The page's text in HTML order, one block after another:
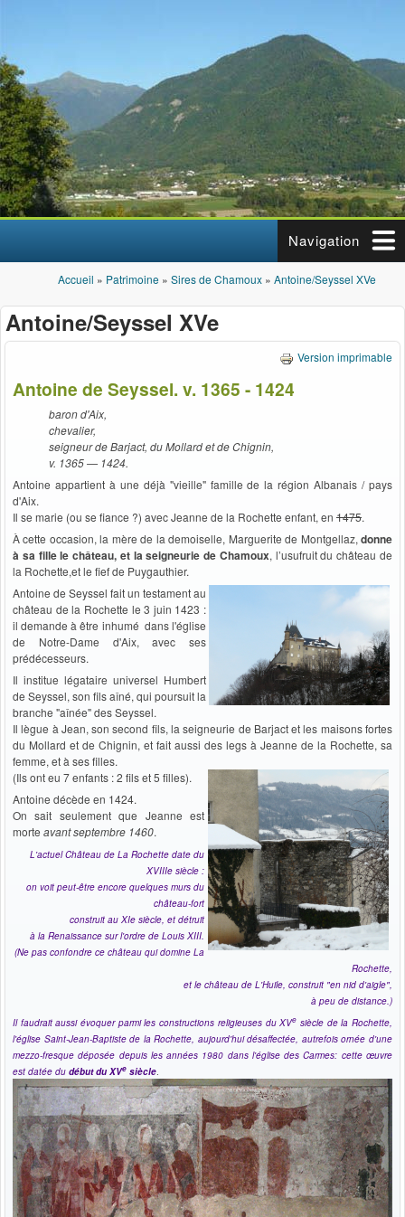
Navigation
Vous êtes ici
Accueil » Patrimoine » Sires de Chamoux » Antoine/Seyssel XVe
Antoine/Seyssel XVe
Version imprimable
Antoine de Seyssel. v. 1365 - 1424
baron d'Aix,
chevalier,
seigneur de Barjact, du Mollard et de Chignin,
v. 1365 — 1424.
Antoine appartient à une déjà "vieille" famille de la région Albanais / pays
d'Aix.
Il se marie (ou se fiance ?) avec Jeanne de la Rochette enfant, en 1475.
À cette occasion, la mère de la demoiselle, Marguerite de Montgellaz,donne
à sa fille le château, et la seigneurie de Chamoux, l’usufruit du château de
la Rochette,et le fief de Puygauthier.
Antoine de Seyssel fait un testament au
château de la Rochette le 3 juin 1423 :
il demande à être inhumé dans l'église
de Notre-Dame d'Aix, avec ses
prédécesseurs.
Il institue légataire universel Humbert
de Seyssel, son fils aîné, qui poursuit la
branche "aînée" des Seyssel.
Il lègue à Jean, son second fils, la seigneurie de Barjact et les maisons fortes
du Mollard et de Chignin, et fait aussi des legs à Jeanne de la Rochette, sa
femme, et à ses filles.
(Ils ont eu 7 enfants : 2 fils et 5 filles).
Antoine décède en 1424.
On sait seulement que Jeanne est
morte avant septembre 1460.
L'actuel Château de La Rochette date du
XVIIIe siècle :
on voit peut-être encore quelques murs du
château-fort
construit au XIe siècle, et détruit
à la Renaissance sur l'ordre de Louis XIII.
(Ne pas confondre ce château qui domine La
Rochette,
et le château de L'Huile, construit "en nid d'aigle",
à peu de distance.)
Il faudrait aussi évoquer parmi les constructions religieuses du XVe siècle de la Rochette,
l'église Saint-Jean-Baptiste de la Rochette, aujourd'hui désaffectée, autrefois ornée d'une
mezzo-fresque déposée depuis les années 1980 dans l'église des Carmes: cette œuvre
est datée du début du XVe siècle.